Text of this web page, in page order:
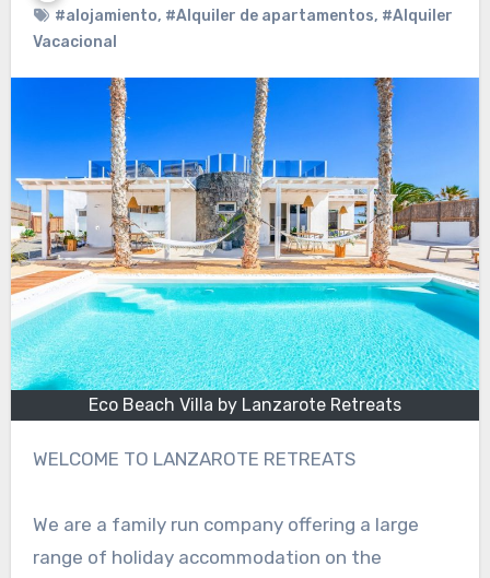
#alojamiento, #Alquiler de apartamentos, #Alquiler
Vacacional
Eco Beach Villa by Lanzarote Retreats
WELCOME TO LANZAROTE RETREATS
We are a family run company offering a large
range of holiday accommodation on the